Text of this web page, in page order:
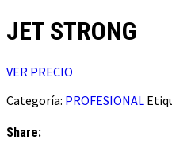
JET STRONG
VER PRECIO
Categoría: PROFESIONAL
Share: